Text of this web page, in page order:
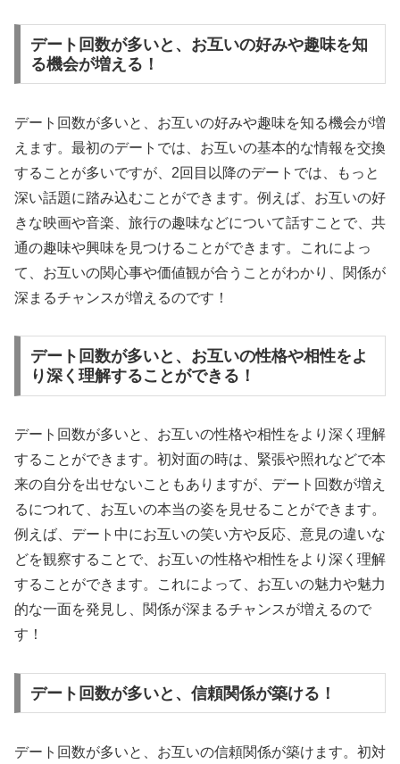
デート回数が多いと、お互いの好みや趣味を知
る機会が増える！
デート回数が多いと、お互いの好みや趣味を知る機会が増
えます。最初のデートでは、お互いの基本的な情報を交換
することが多いですが、2回目以降のデートでは、もっと
深い話題に踏み込むことができます。例えば、お互いの好
きな映画や音楽、旅行の趣味などについて話すことで、共
通の趣味や興味を見つけることができます。これによっ
て、お互いの関心事や価値観が合うことがわかり、関係が
深まるチャンスが増えるのです！
デート回数が多いと、お互いの性格や相性をよ
り深く理解することができる！
デート回数が多いと、お互いの性格や相性をより深く理解
することができます。初対面の時は、緊張や照れなどで本
来の自分を出せないこともありますが、デート回数が増え
るにつれて、お互いの本当の姿を見せることができます。
例えば、デート中にお互いの笑い方や反応、意見の違いな
どを観察することで、お互いの性格や相性をより深く理解
することができます。これによって、お互いの魅力や魅力
的な一面を発見し、関係が深まるチャンスが増えるので
す！
デート回数が多いと、信頼関係が築ける！
デート回数が多いと、お互いの信頼関係が築けます。初対